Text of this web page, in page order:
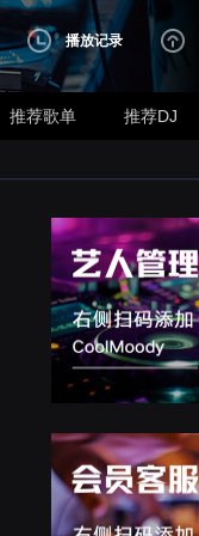
播放记录
推荐歌单 推荐DJ